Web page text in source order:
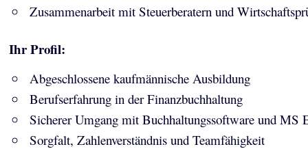
Zusammenarbeit mit Steuerberatern und
Ihr Profil:
Abgeschlossene kaufmännische Ausbildung
Berufserfahrung in der Finanzbuchhaltung
Sicherer Umgang mit Buchhaltungssoftware und MS
Sorgfalt, Zahlenverständnis und Teamfähigkeit